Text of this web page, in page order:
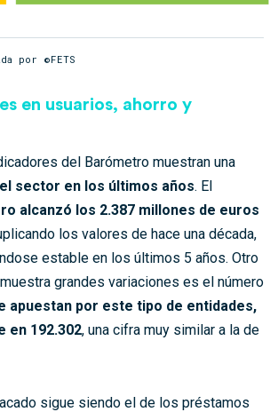
por ©FETS
en usuarios, ahorro y
del Barómetro muestran una
sector en los últimos años. El
alcanzó los 2.387 millones de euros
los valores de hace una década,
estable en los últimos 5 años. Otro
grandes variaciones es el número
apuestan por este tipo de entidades,
en 192.302, una cifra muy similar a la de
sigue siendo el de los préstamos